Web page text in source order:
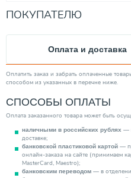
ПОКУПАТЕЛЮ
Оплата и доставка
Оплатить заказ и забрать оплаченные
способом из указанных в перечне ниже.
СПОСОБЫ ОПЛАТЫ
Оплата заказанного товара может быть
наличными в российских рублях —
доставке;
банковской пластиковой картой —
онлайн-заказа на сайте (принимаем
MasterCard, Maestro);
банковским переводом — в